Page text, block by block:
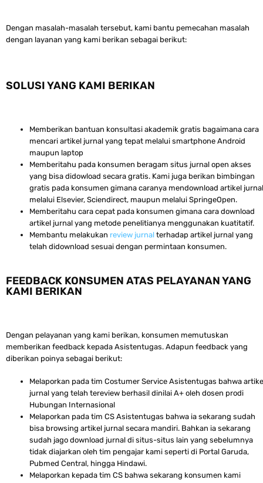
Dengan masalah-masalah tersebut, kami bantu pemecahan masalah
dengan layanan yang kami berikan sebagai berikut:
SOLUSI YANG KAMI BERIKAN
Memberikan bantuan konsultasi akademik gratis bagaimana cara
mencari artikel jurnal yang tepat melalui smartphone Android
maupun laptop
Memberitahu pada konsumen beragam situs jurnal open akses
yang bisa didowload secara gratis. Kami juga berikan bimbingan
gratis pada konsumen gimana caranya mendownload artikel jurnal
melalui Elsevier, Sciendirect, maupun melalui SpringeOpen.
Memberitahu cara cepat pada konsumen gimana cara download
artikel jurnal yang metode penelitianya menggunakan kuatitatif.
Membantu melakukan review jurnal terhadap artikel jurnal yang
telah didownload sesuai dengan permintaan konsumen.
FEEDBACK KONSUMEN ATAS PELAYANAN YANG
KAMI BERIKAN
Dengan pelayanan yang kami berikan, konsumen memutuskan
memberikan feedback kepada Asistentugas. Adapun feedback yang
diberikan poinya sebagai berikut:
Melaporkan pada tim Costumer Service Asistentugas bahwa
jurnal yang telah tereview berhasil dinilai A+ oleh dosen prodi
Hubungan Internasional
Melaporkan pada tim CS Asistentugas bahwa ia sekarang sudah
bisa browsing artikel jurnal secara mandiri. Bahkan ia sekarang
sudah jago download jurnal di situs-situs lain yang sebelumnya
tidak diajarkan oleh tim pengajar kami seperti di Portal Garuda,
Pubmed Central, hingga Hindawi.
Melaporkan kepada tim CS bahwa sekarang konsumen kami